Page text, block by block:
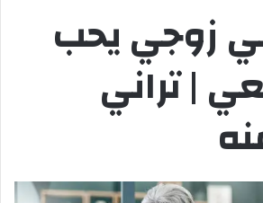
زوجي يحب
| تراني